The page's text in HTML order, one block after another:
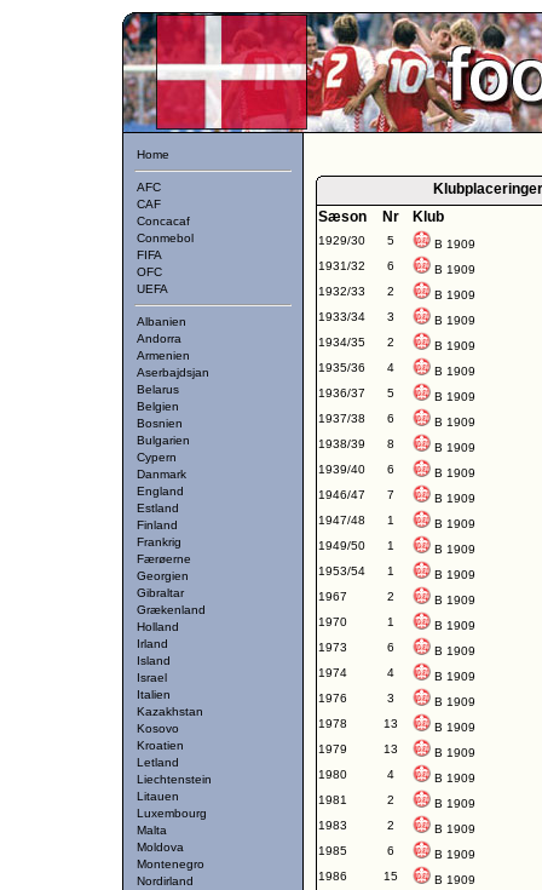
Home
AFC
CAF
Concacaf
Conmebol
FIFA
OFC
UEFA
Albanien
Andorra
Armenien
Aserbajdsjan
Belarus
Belgien
Bosnien
Bulgarien
Cypern
Danmark
England
Estland
Finland
Frankrig
Færøerne
Georgien
Gibraltar
Grækenland
Holland
Irland
Island
Israel
Italien
Kazakhstan
Kosovo
Kroatien
Letland
Liechtenstein
Litauen
Luxembourg
Malta
Moldova
Montenegro
Nordirland
Sæson
Nr Klub
1929/30 5
B 1909
1931/32
6
B 1909
1932/33
2
B 1909
1933/34
3
B 1909
1934/35
2
B 1909
1935/36
4
B 1909
1936/37
5
B 1909
1937/38
6
B 1909
1938/39
8
B 1909
1939/40
6
B 1909
1946/47
7
B 1909
1947/48
1
B 1909
1949/50
1
B 1909
1953/54
1
B 1909
1967
2
B 1909
1970
1
B 1909
1973
6
B 1909
1974
4
B 1909
1976
3
B 1909
1978
13
B 1909
1979
13
B 1909
1980
4
B 1909
1981
2
B 1909
1983
2
B 1909
1985
6
B 1909
1986
15
B 1909